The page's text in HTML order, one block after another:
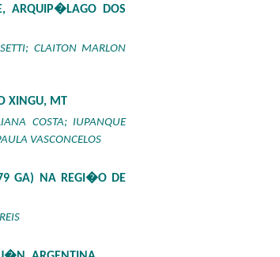
ARQUIP�LAGO DOS
CLAITON MARLON
XINGU, MT
COSTA; IUPANQUE
VASCONCELOS
GA) NA REGI�O DE